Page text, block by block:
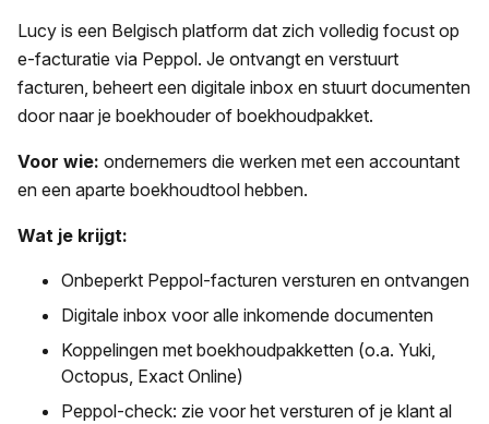
Lucy is een Belgisch platform dat zich volledig focust op
e-facturatie via Peppol. Je ontvangt en verstuurt
facturen, beheert een digitale inbox en stuurt documenten
door naar je boekhouder of boekhoudpakket.
Voor wie: ondernemers die werken met een accountant
en een aparte boekhoudtool hebben.
Wat je krijgt:
Onbeperkt Peppol-facturen versturen en ontvangen
Digitale inbox voor alle inkomende documenten
Koppelingen met boekhoudpakketten (o.a. Yuki,
Octopus, Exact Online)
Peppol-check: zie voor het versturen of je klant al